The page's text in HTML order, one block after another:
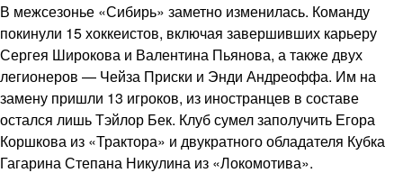
В межсезонье «Сибирь» заметно изменилась. Команду
покинули 15 хоккеистов, включая завершивших карьеру
Сергея Широкова и Валентина Пьянова, а также двух
легионеров — Чейза Приски и Энди Андреоффа. Им на
замену пришли 13 игроков, из иностранцев в составе
остался лишь Тэйлор Бек. Клуб сумел заполучить Егора
Коршкова из «Трактора» и двукратного обладателя Кубка
Гагарина Степана Никулина из «Локомотива».